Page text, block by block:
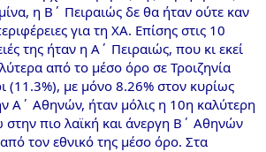
η Β΄ Πειραιώς δε θα ήταν ούτε καν
για τη ΧΑ. Επίσης στις 10
της ήταν η Α΄ Πειραιώς, που κι εκεί
από το μέσο όρο σε Τροιζηνία
(11.3%), με μόνο 8.26% στον κυρίως
Α΄ Αθηνών, ήταν μόλις η 10η καλύτερη
στην πιο λαϊκή και άνεργη Β΄ Αθηνών
τον εθνικό της μέσο όρο. Στα